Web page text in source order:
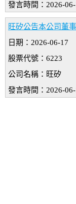
發言時間：2026-
旺矽公告本公司董
日期：2026-06-17
股票代號：6223
公司名稱：旺矽
發言時間：2026-